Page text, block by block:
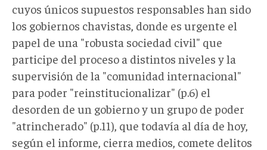
cuyos únicos supuestos responsables han sido
los gobiernos chavistas, donde es urgente el
papel de una "robusta sociedad civil" que
participe del proceso a distintos niveles y la
supervisión de la "comunidad internacional"
para poder "reinstitucionalizar" (p.6) el
desorden de un gobierno y un grupo de poder
"atrincherado" (p.11), que todavía al día de hoy,
según el informe, cierra medios, comete delitos